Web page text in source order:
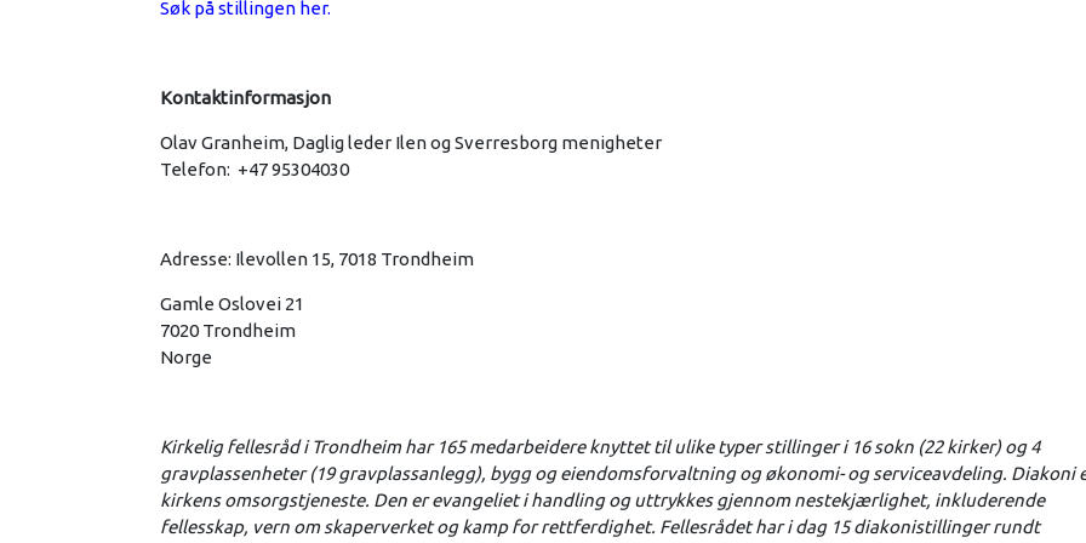
Søk på stillingen her.
Kontaktinformasjon
Olav Granheim, Daglig leder Ilen og Sverresborg menigheter
Telefon: +47 95304030
Adresse: Ilevollen 15, 7018 Trondheim
Gamle Oslovei 21
7020 Trondheim
Norge
Kirkelig fellesråd i Trondheim har 165 medarbeidere knyttet til ulike typer stillinger i 16 sokn (22 kirker) og 4
gravplassenheter (19 gravplassanlegg), bygg og eiendomsforvaltning og økonomi- og serviceavdeling. Diakoni
kirkens omsorgstjeneste. Den er evangeliet i handling og uttrykkes gjennom nestekjærlighet, inkluderende
fellesskap, vern om skaperverket og kamp for rettferdighet. Fellesrådet har i dag 15 diakonistillinger rundt